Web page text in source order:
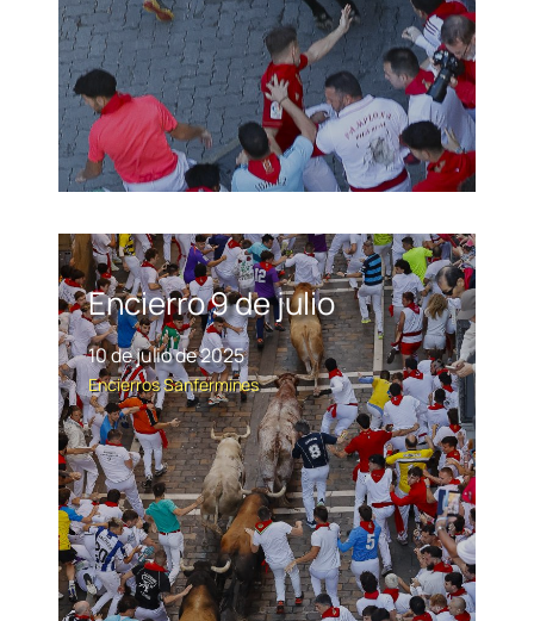
Encierro 9 de julio
10 de julio de 2025
Encierros Sanfermines